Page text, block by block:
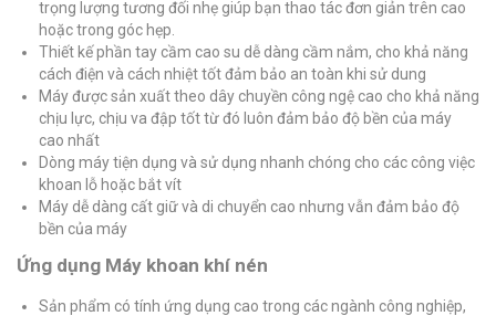
trọng lượng tương đối nhẹ giúp bạn thao tác đơn giản trên cao
hoặc trong góc hẹp.
Thiết kế phần tay cầm cao su dễ dàng cầm nắm, cho khả năng
cách điện và cách nhiệt tốt đảm bảo an toàn khi sử dung
Máy được sản xuất theo dây chuyền công ngệ cao cho khả năng
chịu lực, chịu va đập tốt từ đó luôn đảm bảo độ bền của máy
cao nhất
Dòng máy tiện dụng và sử dụng nhanh chóng cho các công việc
khoan lỗ hoặc bắt vít
Máy dễ dàng cất giữ và di chuyển cao nhưng vẫn đảm bảo độ
bền của máy
Ứng dụng Máy khoan khí nén
Sản phẩm có tính ứng dụng cao trong các ngành công nghiệp,